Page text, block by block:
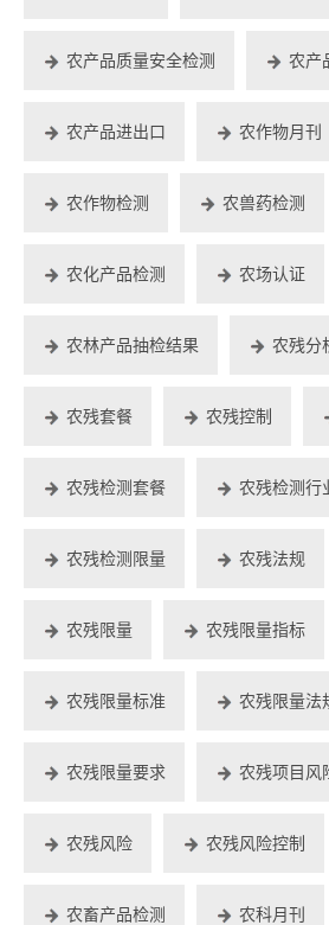
农产品质量安全检测 农产
农产品进出口 农作物月刊
农作物检测 农兽药检测
农化产品检测 农场认证
农林产品抽检结果 农残分
农残套餐 农残控制
农残检测套餐 农残检测行
农残检测限量 农残法规
农残限量 农残限量指标
农残限量标准 农残限量法
农残限量要求 农残项目风
农残风险 农残风险控制
农畜产品检测 农科月刊